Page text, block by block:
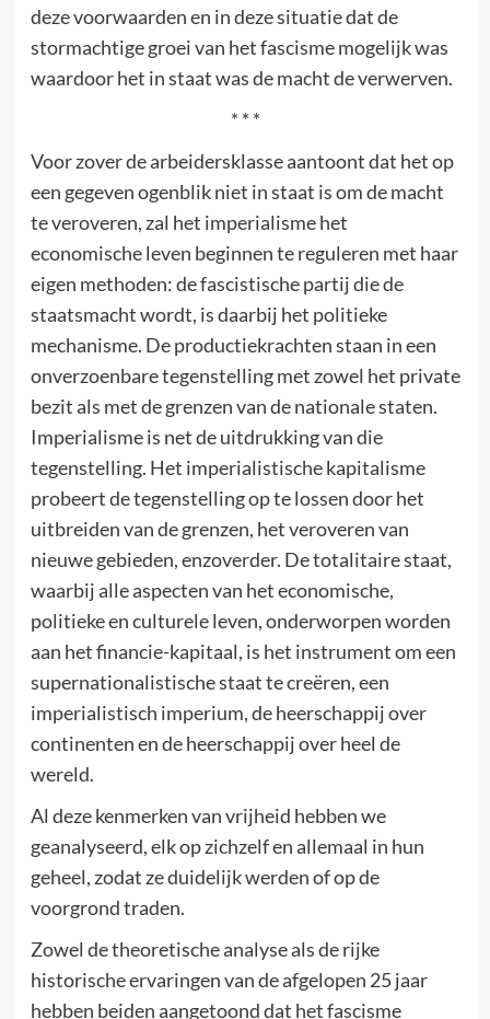
deze voorwaarden en in deze situatie dat de
stormachtige groei van het fascisme mogelijk was
waardoor het in staat was de macht de verwerven.
* * *
Voor zover de arbeidersklasse aantoont dat het op
een gegeven ogenblik niet in staat is om de macht
te veroveren, zal het imperialisme het
economische leven beginnen te reguleren met haar
eigen methoden: de fascistische partij die de
staatsmacht wordt, is daarbij het politieke
mechanisme. De productiekrachten staan in een
onverzoenbare tegenstelling met zowel het private
bezit als met de grenzen van de nationale staten.
Imperialisme is net de uitdrukking van die
tegenstelling. Het imperialistische kapitalisme
probeert de tegenstelling op te lossen door het
uitbreiden van de grenzen, het veroveren van
nieuwe gebieden, enzoverder. De totalitaire staat,
waarbij alle aspecten van het economische,
politieke en culturele leven, onderworpen worden
aan het financie-kapitaal, is het instrument om een
supernationalistische staat te creëren, een
imperialistisch imperium, de heerschappij over
continenten en de heerschappij over heel de
wereld.
Al deze kenmerken van vrijheid hebben we
geanalyseerd, elk op zichzelf en allemaal in hun
geheel, zodat ze duidelijk werden of op de
voorgrond traden.
Zowel de theoretische analyse als de rijke
historische ervaringen van de afgelopen 25 jaar
hebben beiden aangetoond dat het fascisme